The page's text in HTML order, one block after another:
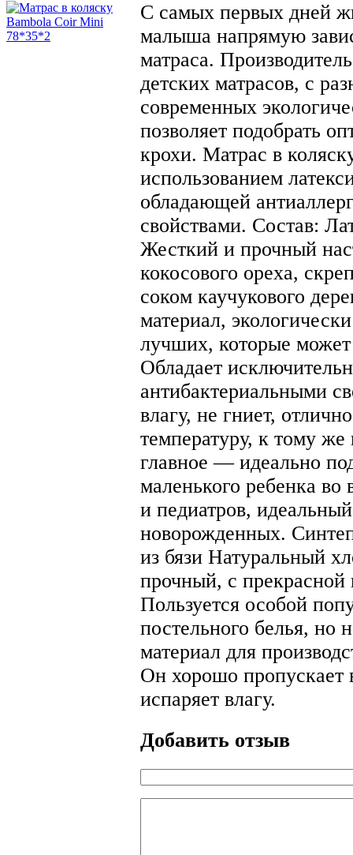
С самых первых дней
малыша напрямую
матраса.
детских матрасов, с
современных
позволяет подобрать
крохи. Матрас в
использованием
обладающей
свойствами. Состав:
Жесткий и прочный
кокосового ореха,
соком каучукового
материал,
лучших, которые
Обладает
антибактериальными
влагу, не гниет,
температуру, к тому
главное — идеально
маленького ребенка
и педиатров,
новорожденных.
из бязи Натуральный
прочный, с прекрасной
Пользуется особой
постельного белья, но
материал для
Он хорошо пропускает
испаряет влагу.
Добавить отзыв